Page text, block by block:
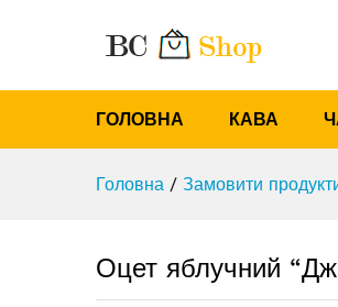
ГОЛОВНА КАВА
Головна / Замовити
Оцет яблучний
Характеристики